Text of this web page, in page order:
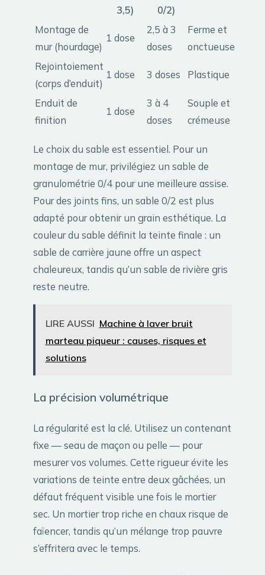
3,5)
0/2)
Montage de
mur (hourdage)
1 dose
2,5 à 3
doses
Ferme et
onctueuse
Rejointoiement
(corps d’enduit)
1 dose 3 doses Plastique
Enduit de
finition
1 dose
3 à 4
doses
Souple et
crémeuse
Le choix du sable est essentiel. Pour un
montage de mur, privilégiez un sable de
granulométrie 0/4 pour une meilleure assise.
Pour des joints fins, un sable 0/2 est plus
adapté pour obtenir un grain esthétique. La
couleur du sable définit la teinte finale : un
sable de carrière jaune offre un aspect
chaleureux, tandis qu’un sable de rivière gris
reste neutre.
LIRE AUSSI Machine à laver bruit
marteau piqueur : causes, risques et
solutions
La précision volumétrique
La régularité est la clé. Utilisez un contenant
fixe — seau de maçon ou pelle — pour
mesurer vos volumes. Cette rigueur évite les
variations de teinte entre deux gâchées, un
défaut fréquent visible une fois le mortier
sec. Un mortier trop riche en chaux risque de
faïencer, tandis qu’un mélange trop pauvre
s’effritera avec le temps.